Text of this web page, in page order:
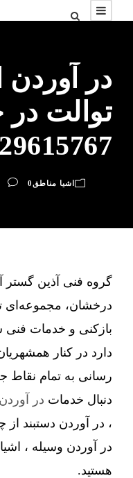
در آوردن
توالت در
اشیا مناطق 0
درخشان، مجموعه‌ای
بازکنی و خدمات فنی
دارد در کنار
رسانی به تمام نقاط
دنبال خدمات در
، در آوردن دستبند از
در آوردن وسیله ،
هستید.